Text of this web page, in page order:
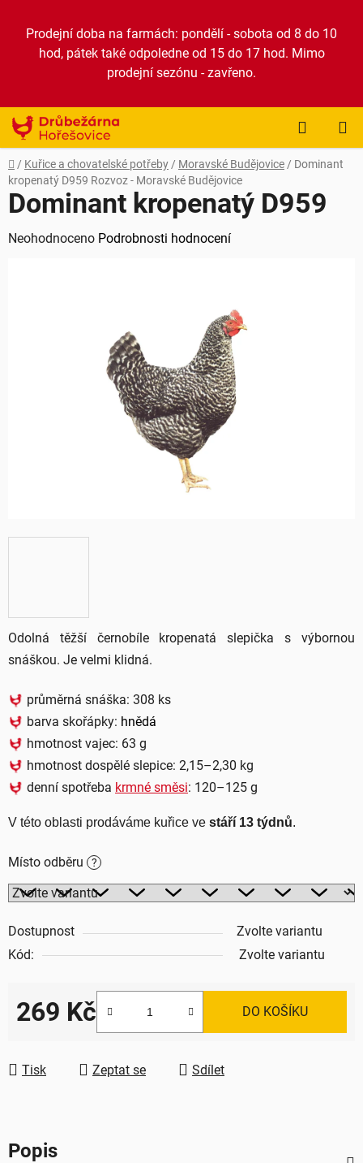
obsah
Prodejní doba na farmách: pondělí - sobota od 8 do 10
hod, pátek také odpoledne od 15 do 17 hod. Mimo
prodejní sezónu - zavřeno.
KOŠÍK
Domů
/ Kuřice a chovatelské potřeby / Moravské Budějovice / Dominant
kropenatý D959 Rozvoz - Moravské Budějovice
Odolná těžší černobíle kropenatá slepička s výbornou
snáškou. Je velmi klidná.
průměrná snáška: 308 ks
barva skořápky: hnědá
hmotnost vajec: 63 g
hmotnost dospělé slepice: 2,15–2,30 kg
denní spotřeba krmné směsi: 120–125 g
V této oblasti prodáváme kuřice ve stáří 13 týdnů.
Místo odběru ?
Dostupnost
Zvolte variantu
Kód:
Zvolte variantu
269 Kč DO KOŠÍKU
Tisk Zeptat se Sdílet
Dominant kropenatý D959
Průměrné
Neohodnoceno Podrobnosti hodnocení
Popis